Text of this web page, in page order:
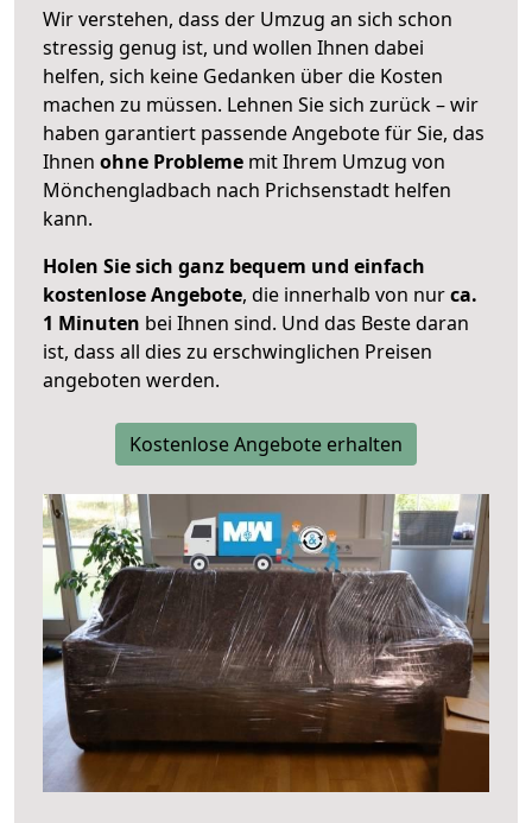
Wir verstehen, dass der Umzug an sich schon
stressig genug ist, und wollen Ihnen dabei
helfen, sich keine Gedanken über die Kosten
machen zu müssen. Lehnen Sie sich zurück – wir
haben garantiert passende Angebote für Sie, das
Ihnen ohne Probleme mit Ihrem Umzug von
Mönchengladbach nach Prichsenstadt helfen
kann.
Holen Sie sich ganz bequem und einfach
kostenlose Angebote, die innerhalb von nurca.
1 Minuten bei Ihnen sind. Und das Beste daran
ist, dass all dies zu erschwinglichen Preisen
angeboten werden.
Kostenlose Angebote erhalten